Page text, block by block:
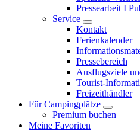
Pressearbeit I
Service
Kontakt
Ferienkalender
Pressebereich
Ausflugsziele
Tourist-
Freizeithändler
Für Campingplätze
Premium buchen
Meine Favoriten